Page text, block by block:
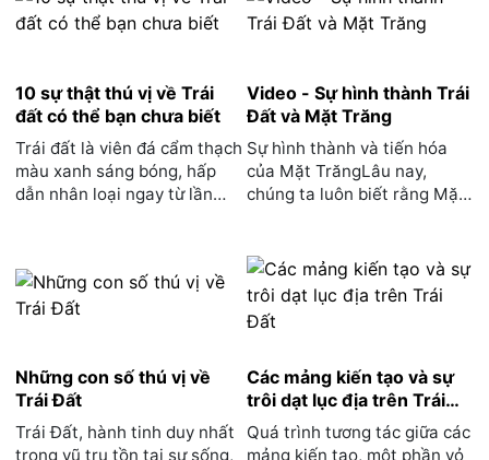
10 sự thật thú vị về Trái
đất có thể bạn chưa biết
Trái đất là viên đá cẩm thạch
màu xanh sáng bóng, hấp
dẫn nhân loại ngay từ lần
Video - Sự hình thành Trái
Đất và Mặt Trăng
Sự hình thành và tiến hóa
của Mặt TrăngLâu nay,
chúng ta luôn biết rằng Mặt
Những con số thú vị về
Trái Đất
Trái Đất, hành tinh duy nhất
trong vũ trụ tồn tại sự sống,
Các mảng kiến tạo và sự
trôi dạt lục địa trên Trái
Đất
Quá trình tương tác giữa các
mảng kiến tạo, một phần vỏ